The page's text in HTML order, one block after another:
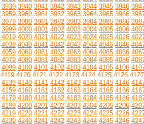
3939 3940 3941 3942 3943 3944 3945 3946
3959 3960 3961 3962 3963 3964 3965 3966
3979 3980 3981 3982 3983 3984 3985 3986
3999 4000 4001 4002 4003 4004 4005 4006
4019 4020 4021 4022 4023 4024 4025 4026
4039 4040 4041 4042 4043 4044 4045 4046
4059 4060 4061 4062 4063 4064 4065 4066
4079 4080 4081 4082 4083 4084 4085 4086
4099 4100 4101 4102 4103 4104 4105 4106
4119 4120 4121 4122 4123 4124 4125 4126 4127
4139 4140 4141 4142 4143 4144 4145 4146
4159 4160 4161 4162 4163 4164 4165 4166
4179 4180 4181 4182 4183 4184 4185 4186
4199 4200 4201 4202 4203 4204 4205 4206
4219 4220 4221 4222 4223 4224 4225 4226
4239 4240 4241 4242 4243 4244 4245 4246